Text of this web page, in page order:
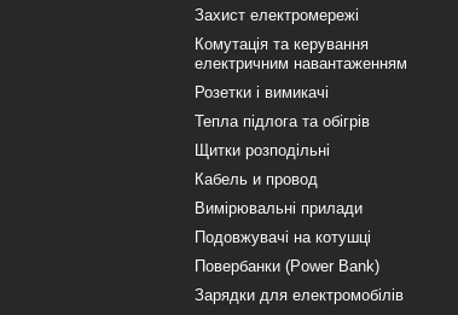
Захист електромережі
Комутація та керування
електричним навантаженням
Розетки і вимикачі
Тепла підлога та обігрів
Щитки розподільні
Кабель и провод
Вимірювальні прилади
Подовжувачі на котушці
Повербанки (Power Bank)
Зарядки для електромобілів